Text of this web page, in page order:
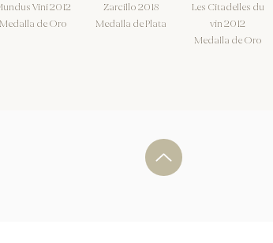
Vini 2012
Medalla de Oro
Zarcillo 2018
Medalla de Plata
Les Citadelles du
vin 2012
Medalla de Oro